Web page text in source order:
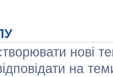
нові
на